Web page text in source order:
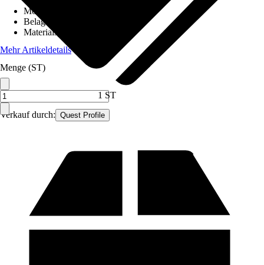
Verkauf durch: Quest Profile
Montageart
Belagstärke
Materialspezifizierung
Mehr Artikeldetails
Menge (ST)
1 ST